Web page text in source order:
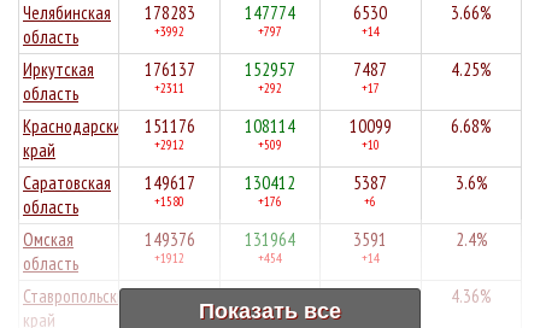
Челябинская
область
178283
+3992
147774
+797
6530
+14
3.66%
Иркутская
область
176137
+2311
152957
+292
7487
+17
4.25%
Краснодарский
край
151176
+2912
108114
+509
10099
+10
6.68%
Саратовская
область
149617
+1580
130412
+176
5387
+6
3.6%
Омская
область
149376
+1912
131964
+454
3591
+14
2.4%
Ставропольский
край
149133 128502
+888
6507 4.36%
Показать все